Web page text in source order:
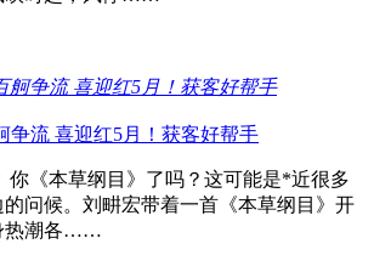
争流 喜迎红5月！获客好帮手
你《本草纲目》了吗？这可能是*近很多
的问候。刘畊宏带着一首《本草纲目》开
热潮各……